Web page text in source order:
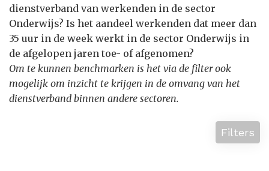
dienstverband van werkenden in de sector
Onderwijs? Is het aandeel werkenden dat meer dan
35 uur in de week werkt in de sector Onderwijs in
de afgelopen jaren toe- of afgenomen?
Om te kunnen benchmarken is het via de filter ook
mogelijk om inzicht te krijgen in de omvang van het
dienstverband binnen andere sectoren.
Filters